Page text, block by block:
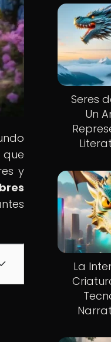
y
Seres
Un
La